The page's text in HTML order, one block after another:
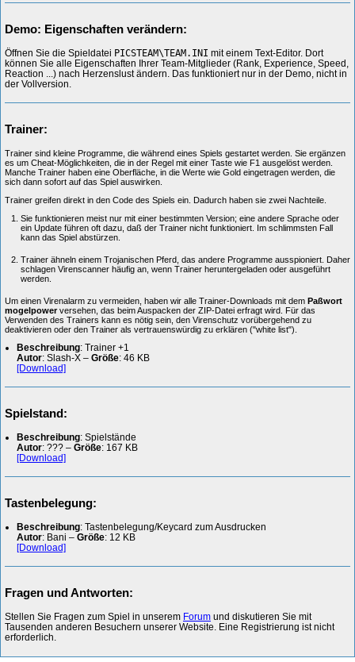
Demo: Eigenschaften verändern:
Öffnen Sie die Spieldatei PICSTEAM\TEAM.INI mit einem Text-Editor. Dort
können Sie alle Eigenschaften Ihrer Team-Mitglieder (Rank, Experience, Speed,
Reaction ...) nach Herzenslust ändern. Das funktioniert nur in der Demo, nicht in
der Vollversion.
Trainer:
Trainer sind kleine Programme, die während eines Spiels gestartet werden. Sie ergänzen
es um Cheat-Möglichkeiten, die in der Regel mit einer Taste wie F1 ausgelöst werden.
Manche Trainer haben eine Oberfläche, in die Werte wie Gold eingetragen werden, die
sich dann sofort auf das Spiel auswirken.
Trainer greifen direkt in den Code des Spiels ein. Dadurch haben sie zwei Nachteile.
Sie funktionieren meist nur mit einer bestimmten Version; eine andere Sprache oder
ein Update führen oft dazu, daß der Trainer nicht funktioniert. Im schlimmsten Fall
kann das Spiel abstürzen.
Trainer ähneln einem Trojanischen Pferd, das andere Programme ausspioniert. Daher
schlagen Virenscanner häufig an, wenn Trainer heruntergeladen oder ausgeführt
werden.
Um einen Virenalarm zu vermeiden, haben wir alle Trainer-Downloads mit dem Paßwort
mogelpowerversehen, das beim Auspacken der ZIP-Datei erfragt wird. Für das
Verwenden des Trainers kann es nötig sein, den Virenschutz vorübergehend zu
deaktivieren oder den Trainer als vertrauenswürdig zu erklären ("white list").
Beschreibung: Trainer +1
Autor: Slash-X – Größe: 46 KB
[Download]
Spielstand:
Beschreibung: Spielstände
Autor: ??? – Größe: 167 KB
[Download]
Tastenbelegung:
Beschreibung: Tastenbelegung/Keycard zum Ausdrucken
Autor: Bani – Größe: 12 KB
[Download]
Fragen und Antworten:
Stellen Sie Fragen zum Spiel in unserem Forum und diskutieren Sie mit
Tausenden anderen Besuchern unserer Website. Eine Registrierung ist nicht
erforderlich.